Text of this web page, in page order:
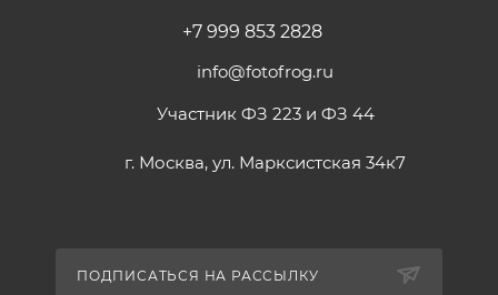
+7 999 853 2828
info@fotofrog.ru
Участник ФЗ 223 и ФЗ 44
г. Москва, ул. Марксистская 34к7
ПОДПИСАТЬСЯ НА РАССЫЛКУ